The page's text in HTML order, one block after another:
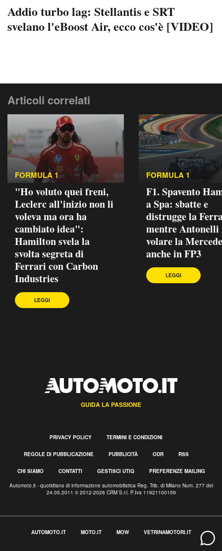
Addio turbo lag: Stellantis e SRT
svelano l'eBoost Air, ecco cos'è [VIDEO]
Articoli correlati
FORMULA 1
"Ho voluto quei freni,
Leclerc all'inizio non li
voleva ma ora ha
cambiato idea":
Hamilton svela la
svolta segreta di
Ferrari con Carbon
Industries
LEGGI
FORMULA 1
F1. Spavento
a Spa: sbatte e
distrugge la
mentre Antonelli
volare la
anche in FP3
LEGGI
GUIDA LA PASSIONE
PRIVACY POLICY TERMINI E CONDIZIONI
REGOLE DI PUBBLICAZIONE PUBBLICITÀ ODR RSS
CHI SIAMO CONTATTI GESTISCI UTIQ PREFERENZE MAILING
Automoto.it - quotidiano di informazione automobilistica Reg. Trib. di Milano Num. 277 del
24.05.2011 © 2012-2026 CRM S.r.l. P.Iva 11921100159
AUTOMOTO.IT MOTO.IT MOW VETRINAMOTORI.IT